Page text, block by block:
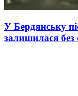
У Бердянську
залишилася без